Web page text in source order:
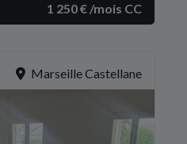
1 250 € /mois CC
Marseille Castellane